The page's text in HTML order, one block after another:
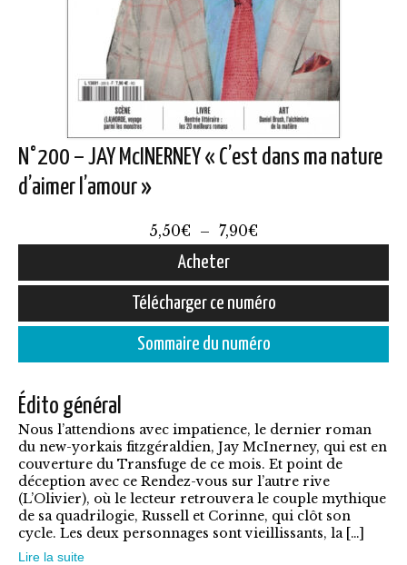
N°200 – JAY McINERNEY « C’est dans ma nature
d’aimer l’amour »
5,50€ – 7,90€
prix :
5,50€
à
7,90€
Acheter
produit
variations.
Les
options
peuvent
être
choisies
Télécharger ce numéro
Sommaire du numéro
Édito général
Nous l’attendions avec impatience, le dernier roman
du new-yorkais fitzgéraldien, Jay McInerney, qui est en
couverture du Transfuge de ce mois. Et point de
déception avec ce Rendez-vous sur l’autre rive
(L’Olivier), où le lecteur retrouvera le couple mythique
de sa quadrilogie, Russell et Corinne, qui clôt son
cycle. Les deux personnages sont vieillissants, la […]
Lire la suite